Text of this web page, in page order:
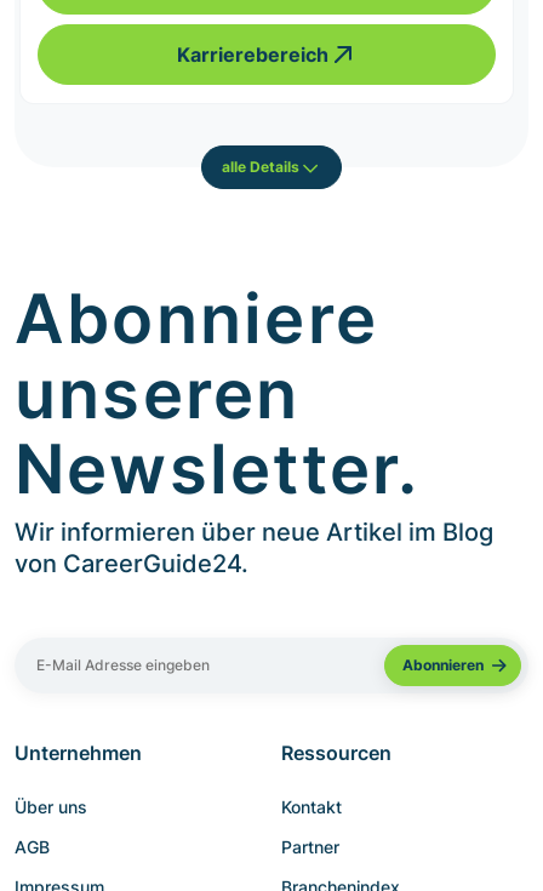
Karrierebereich
alle Details
Abonniere
unseren
Newsletter.
Wir informieren über neue Artikel im Blog
von CareerGuide24.
Unternehmen
Über uns
AGB
Impressum
Ressourcen
Kontakt
Partner
Branchenindex